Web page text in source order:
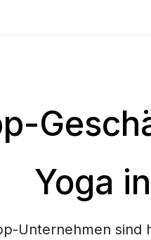
Yoga
Unternehmen sind